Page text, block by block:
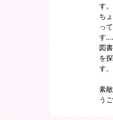
す。
ち
っ
す
図
を
す
素
う